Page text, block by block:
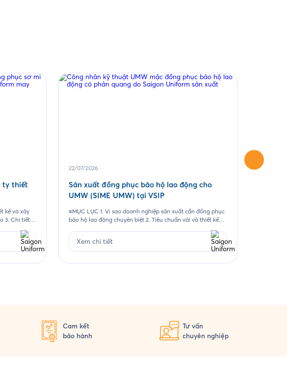
ty thiết
kế và xây
3. Chi tiết
Câu hỏi
22/07/2026
Sản xuất đồng phục bảo hộ lao động cho
UMW (SIME UMW) tại VSIP
≡MỤC LỤC 1. Vì sao doanh nghiệp sản xuất cần đồng phục
bảo hộ lao động chuyên biệt 2. Tiêu chuẩn vải và thiết kế
phục cho Công ty UMW tại VSIP 4. Quy trình đặt đồng
phục bảo hộ lao động […]
Xem chi tiết
04/06/
Cam kết
bảo hành
Tư vấn
chuyên nghiệp